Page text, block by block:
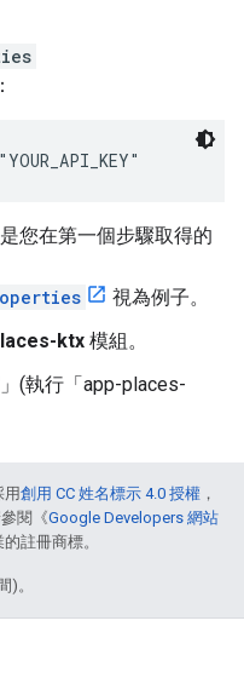
是您在第一個步驟取得的
視為例子。
ktx 模組。
(執行「app-places-
創用 CC 姓名標示 4.0 授權 ，
閱《Google Developers 網站
註冊商標。
)。